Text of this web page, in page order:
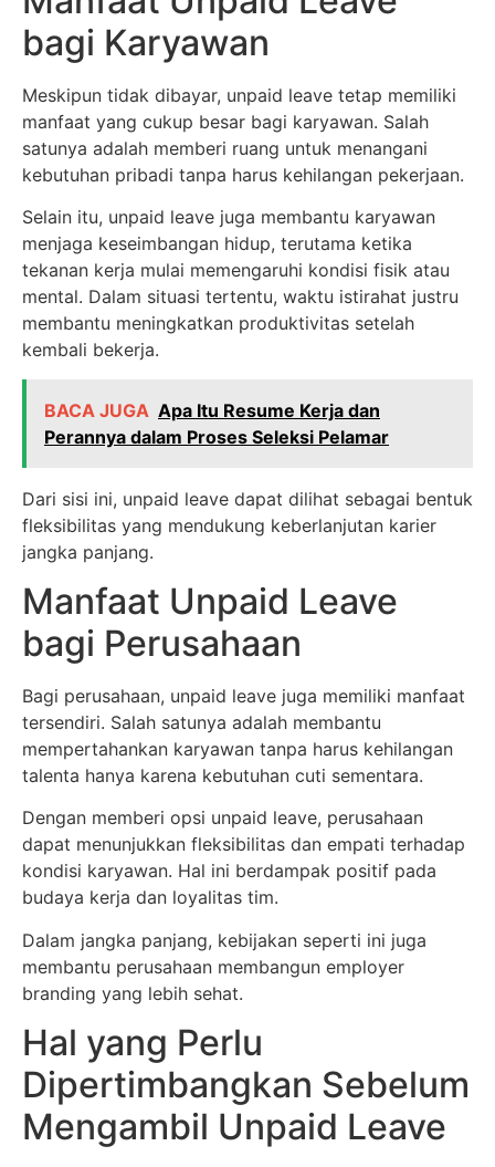
bagi Karyawan
Meskipun tidak dibayar, unpaid leave tetap memiliki
manfaat yang cukup besar bagi karyawan. Salah
satunya adalah memberi ruang untuk menangani
kebutuhan pribadi tanpa harus kehilangan pekerjaan.
Selain itu, unpaid leave juga membantu karyawan
menjaga keseimbangan hidup, terutama ketika
tekanan kerja mulai memengaruhi kondisi fisik atau
mental. Dalam situasi tertentu, waktu istirahat justru
membantu meningkatkan produktivitas setelah
kembali bekerja.
BACA JUGA Apa Itu Resume Kerja dan
Perannya dalam Proses Seleksi Pelamar
Dari sisi ini, unpaid leave dapat dilihat sebagai bentuk
fleksibilitas yang mendukung keberlanjutan karier
jangka panjang.
Manfaat Unpaid Leave
bagi Perusahaan
Bagi perusahaan, unpaid leave juga memiliki manfaat
tersendiri. Salah satunya adalah membantu
mempertahankan karyawan tanpa harus kehilangan
talenta hanya karena kebutuhan cuti sementara.
Dengan memberi opsi unpaid leave, perusahaan
dapat menunjukkan fleksibilitas dan empati terhadap
kondisi karyawan. Hal ini berdampak positif pada
budaya kerja dan loyalitas tim.
Dalam jangka panjang, kebijakan seperti ini juga
membantu perusahaan membangun employer
branding yang lebih sehat.
Hal yang Perlu
Dipertimbangkan Sebelum
Mengambil Unpaid Leave